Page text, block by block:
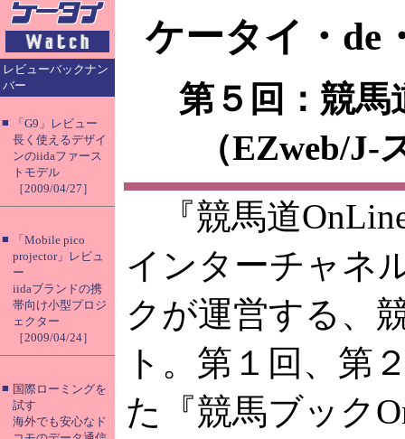
レビューバックナン
バー
■
「G9」レビュー
長く使えるデザイ
ンのiidaファース
トモデル
［2009/04/27］
■
「Mobile pico
projector」レビュ
ー
iidaブランドの携
帯向け小型プロジ
ェクター
［2009/04/24］
■ 国際ローミングを
試す
海外でも安心なド
ケータイ・de
第５回：競馬
（EZweb/J-
『競馬道
インターチャネ
クが運営する、
ト。第１回、第
た『競馬ブック